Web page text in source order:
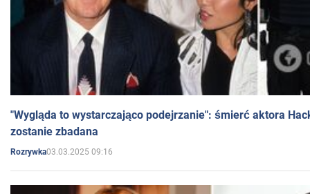
"Wygląda to wystarczająco podejrzanie": śmierć aktora
zostanie zbadana
Rozrywka03.03.2025 09:16